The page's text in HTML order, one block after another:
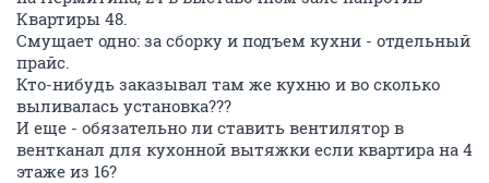
Квартиры 48.
Смущает одно: за сборку и подъем кухни - отдельный
прайс.
Кто-нибудь заказывал там же кухню и во сколько
выливалась установка???
И еще - обязательно ли ставить вентилятор в
вентканал для кухонной вытяжки если квартира на 4
этаже из 16?